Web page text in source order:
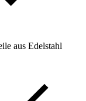
aus Edelstahl